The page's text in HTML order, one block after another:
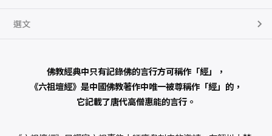
選文
佛教經典中只有記錄佛的言行方可稱作「經」，
《六祖壇經》是中國佛教著作中唯一被尊稱作「經」的，
它記載了唐代高僧惠能的言行。